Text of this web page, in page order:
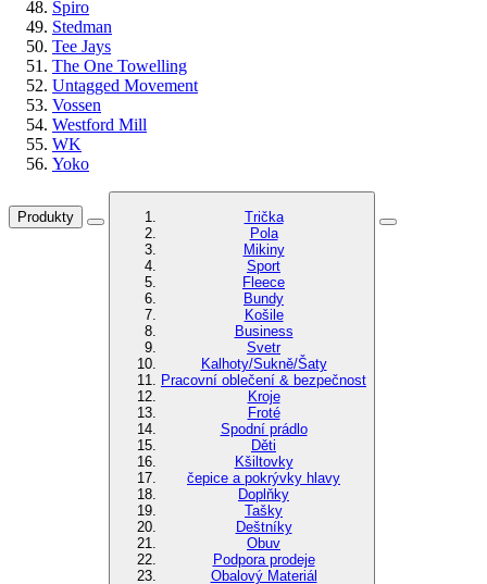
Spiro
Stedman
Tee Jays
The One Towelling
Untagged Movement
Vossen
Westford Mill
WK
Yoko
Produkty
Trička
Pola
Mikiny
Sport
Fleece
Bundy
Košile
Business
Svetr
Kalhoty/Sukně/Šaty
Pracovní oblečení & bezpečnost
Kroje
Froté
Spodní prádlo
Děti
Kšiltovky
čepice a pokrývky hlavy
Doplňky
Tašky
Deštníky
Obuv
Podpora prodeje
Obalový Materiál